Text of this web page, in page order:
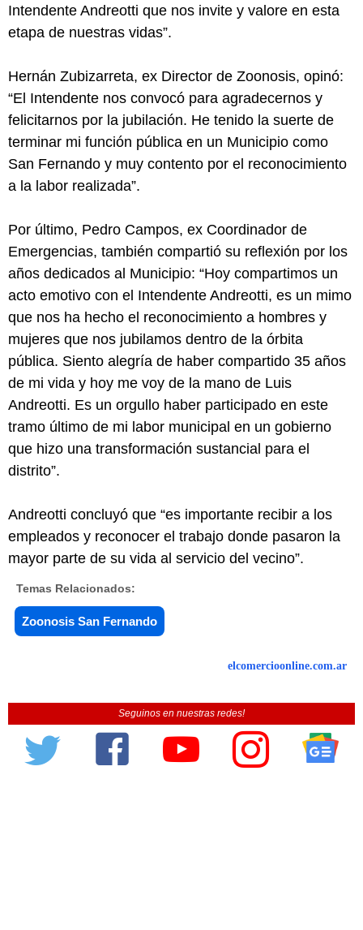
Intendente Andreotti que nos invite y valore en esta
etapa de nuestras vidas”.
Hernán Zubizarreta, ex Director de Zoonosis, opinó:
“El Intendente nos convocó para agradecernos y
felicitarnos por la jubilación. He tenido la suerte de
terminar mi función pública en un Municipio como
San Fernando y muy contento por el reconocimiento
a la labor realizada”.
Por último, Pedro Campos, ex Coordinador de
Emergencias, también compartió su reflexión por los
años dedicados al Municipio: “Hoy compartimos un
acto emotivo con el Intendente Andreotti, es un mimo
que nos ha hecho el reconocimiento a hombres y
mujeres que nos jubilamos dentro de la órbita
pública. Siento alegría de haber compartido 35 años
de mi vida y hoy me voy de la mano de Luis
Andreotti. Es un orgullo haber participado en este
tramo último de mi labor municipal en un gobierno
que hizo una transformación sustancial para el
distrito”.
Andreotti concluyó que “es importante recibir a los
empleados y reconocer el trabajo donde pasaron la
mayor parte de su vida al servicio del vecino”.
Temas Relacionados:
Zoonosis San Fernando
elcomercioonline.com.ar
Seguinos en nuestras redes!